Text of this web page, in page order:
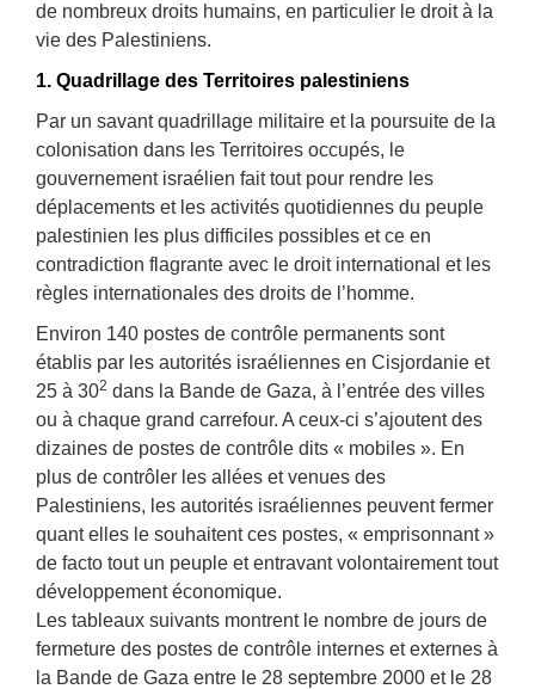
de nombreux droits humains, en particulier le droit à la
vie des Palestiniens.
1. Quadrillage des Territoires palestiniens
Par un savant quadrillage militaire et la poursuite de la
colonisation dans les Territoires occupés, le
gouvernement israélien fait tout pour rendre les
déplacements et les activités quotidiennes du peuple
palestinien les plus difficiles possibles et ce en
contradiction flagrante avec le droit international et les
règles internationales des droits de l’homme.
Environ 140 postes de contrôle permanents sont
établis par les autorités israéliennes en Cisjordanie et
25 à 302 dans la Bande de Gaza, à l’entrée des villes
ou à chaque grand carrefour. A ceux-ci s’ajoutent des
dizaines de postes de contrôle dits « mobiles ». En
plus de contrôler les allées et venues des
Palestiniens, les autorités israéliennes peuvent fermer
quant elles le souhaitent ces postes, « emprisonnant »
de facto tout un peuple et entravant volontairement tout
développement économique.
Les tableaux suivants montrent le nombre de jours de
fermeture des postes de contrôle internes et externes à
la Bande de Gaza entre le 28 septembre 2000 et le 28